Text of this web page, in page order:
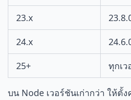
23.x
24.x
25+ ทุกเ
บน Node เวอร์ชันเก่ากว่า ให้ตั้ง